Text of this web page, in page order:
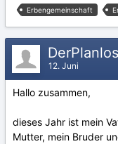
Erbengemeinschaft
12. Juni
Hallo zusammen,
dieses Jahr ist mein
Mutter, mein Bruder